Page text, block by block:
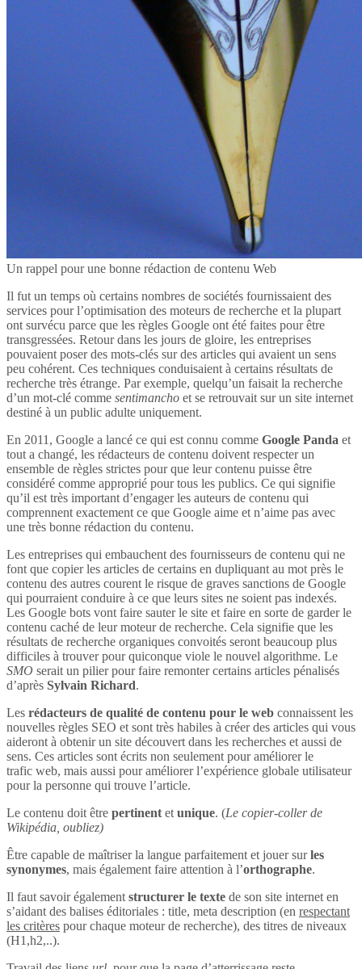
Un rappel pour une bonne rédaction de contenu Web
Il fut un temps où certains nombres de sociétés fournissaient des
services pour l’optimisation des moteurs de recherche et la plupart
ont survécu parce que les règles Google ont été faites pour être
transgressées. Retour dans les jours de gloire, les entreprises
pouvaient poser des mots-clés sur des articles qui avaient un sens
peu cohérent. Ces techniques conduisaient à certains résultats de
recherche très étrange. Par exemple, quelqu’un faisait la recherche
d’un mot-clé comme sentimancho et se retrouvait sur un site internet
destiné à un public adulte uniquement.
En 2011, Google a lancé ce qui est connu comme Google Panda et
tout a changé, les rédacteurs de contenu doivent respecter un
ensemble de règles strictes pour que leur contenu puisse être
considéré comme approprié pour tous les publics. Ce qui signifie
qu’il est très important d’engager les auteurs de contenu qui
comprennent exactement ce que Google aime et n’aime pas avec
une très bonne rédaction du contenu.
Les entreprises qui embauchent des fournisseurs de contenu qui ne
font que copier les articles de certains en dupliquant au mot près le
contenu des autres courent le risque de graves sanctions de Google
qui pourraient conduire à ce que leurs sites ne soient pas indexés.
Les Google bots vont faire sauter le site et faire en sorte de garder le
contenu caché de leur moteur de recherche. Cela signifie que les
résultats de recherche organiques convoités seront beaucoup plus
difficiles à trouver pour quiconque viole le nouvel algorithme. Le
SMO serait un pilier pour faire remonter certains articles pénalisés
d’après Sylvain Richard.
Les rédacteurs de qualité de contenu pour le web connaissent les
nouvelles règles SEO et sont très habiles à créer des articles qui vous
aideront à obtenir un site découvert dans les recherches et aussi de
sens. Ces articles sont écrits non seulement pour améliorer le
trafic web, mais aussi pour améliorer l’expérience globale utilisateur
pour la personne qui trouve l’article.
Le contenu doit être pertinent et unique. (Le copier-coller de
Wikipédia, oubliez)
Être capable de maîtriser la langue parfaitement et jouer surles
synonymes, mais également faire attention à l’orthographe.
Il faut savoir également structurer le texte de son site internet en
s’aidant des balises éditoriales : title, meta description (en respectant
les critères pour chaque moteur de recherche), des titres de niveaux
(H1,h2,..).